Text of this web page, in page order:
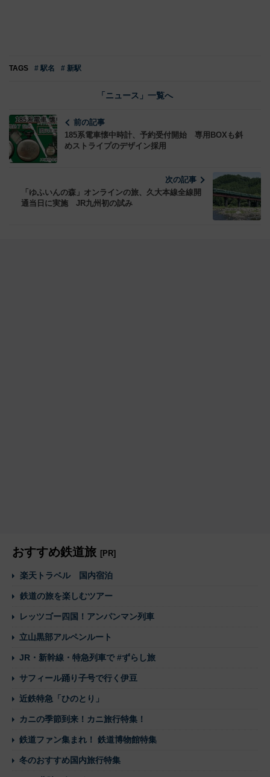
TAGS # 駅名 # 新駅
「ニュース」一覧へ
前の記事
185系電車懐中時計、予約受付開始 専用BOXも斜
めストライプのデザイン採用
次の記事
「ゆふいんの森」オンラインの旅、久大本線全線開
通当日に実施 JR九州初の試み
おすすめ鉄道旅 [PR]
楽天トラベル 国内宿泊
鉄道の旅を楽しむツアー
レッツゴー四国！アンパンマン列車
立山黒部アルペンルート
JR・新幹線・特急列車で #ずらし旅
サフィール踊り子号で行く伊豆
近鉄特急「ひのとり」
カニの季節到来！カニ旅行特集！
鉄道ファン集まれ！ 鉄道博物館特集
冬のおすすめ国内旅行特集